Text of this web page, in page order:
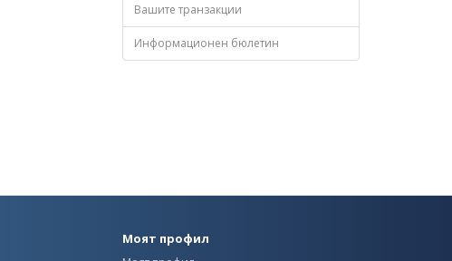
Вашите транзакции
Информационен бюлетин
Моят профил